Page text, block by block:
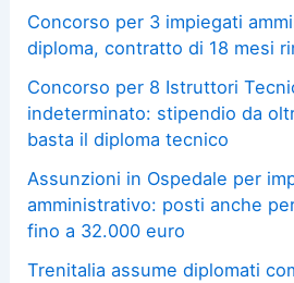
Concorso per 3 impiegati
diploma, contratto di 18 mesi
Concorso per 8 Istruttori
indeterminato: stipendio da
basta il diploma tecnico
Assunzioni in Ospedale per
amministrativo: posti anche
fino a 32.000 euro
Trenitalia assume diplomati